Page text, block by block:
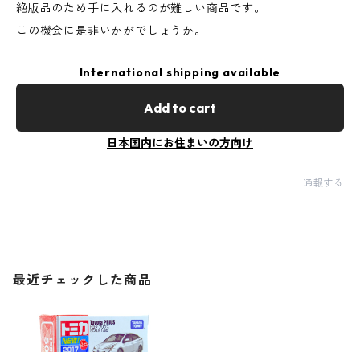
絶版品のため手に入れるのが難しい商品です。
この機会に是非いかがでしょうか。
International shipping available
Add to cart
日本国内にお住まいの方向け
通報する
最近チェックした商品